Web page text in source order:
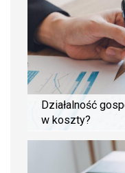
Działalność
w koszty?